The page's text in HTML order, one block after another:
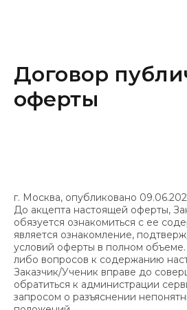
Договор
оферты
г. Москва, опубликовано
До акцепта настоящей оферты,
обязуется ознакомиться с ее
является ознакомление,
условий оферты в полном
либо вопросов к содержанию
Заказчик/Ученик вправе до
обратиться к администрации
запросом о разъяснении